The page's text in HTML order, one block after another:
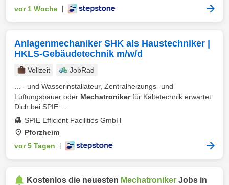
vor 1 Woche
Anlagenmechaniker SHK als Haustechniker |
HKLS-Gebäudetechnik m/w/d
Vollzeit
JobRad
... - und Wasserinstallateur, Zentralheizungs- und
Lüftungsbauer oder Mechatronikerfür Kältetechnik erwartet
Dich bei SPIE ...
SPIE Efficient Facilities GmbH
Pforzheim
vor 5 Tagen
Kostenlos die neuesten Mechatroniker Jobs in